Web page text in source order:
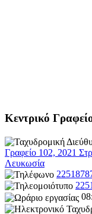
Κεντρικό
Γραφείο 102, 2021
Λευκωσία